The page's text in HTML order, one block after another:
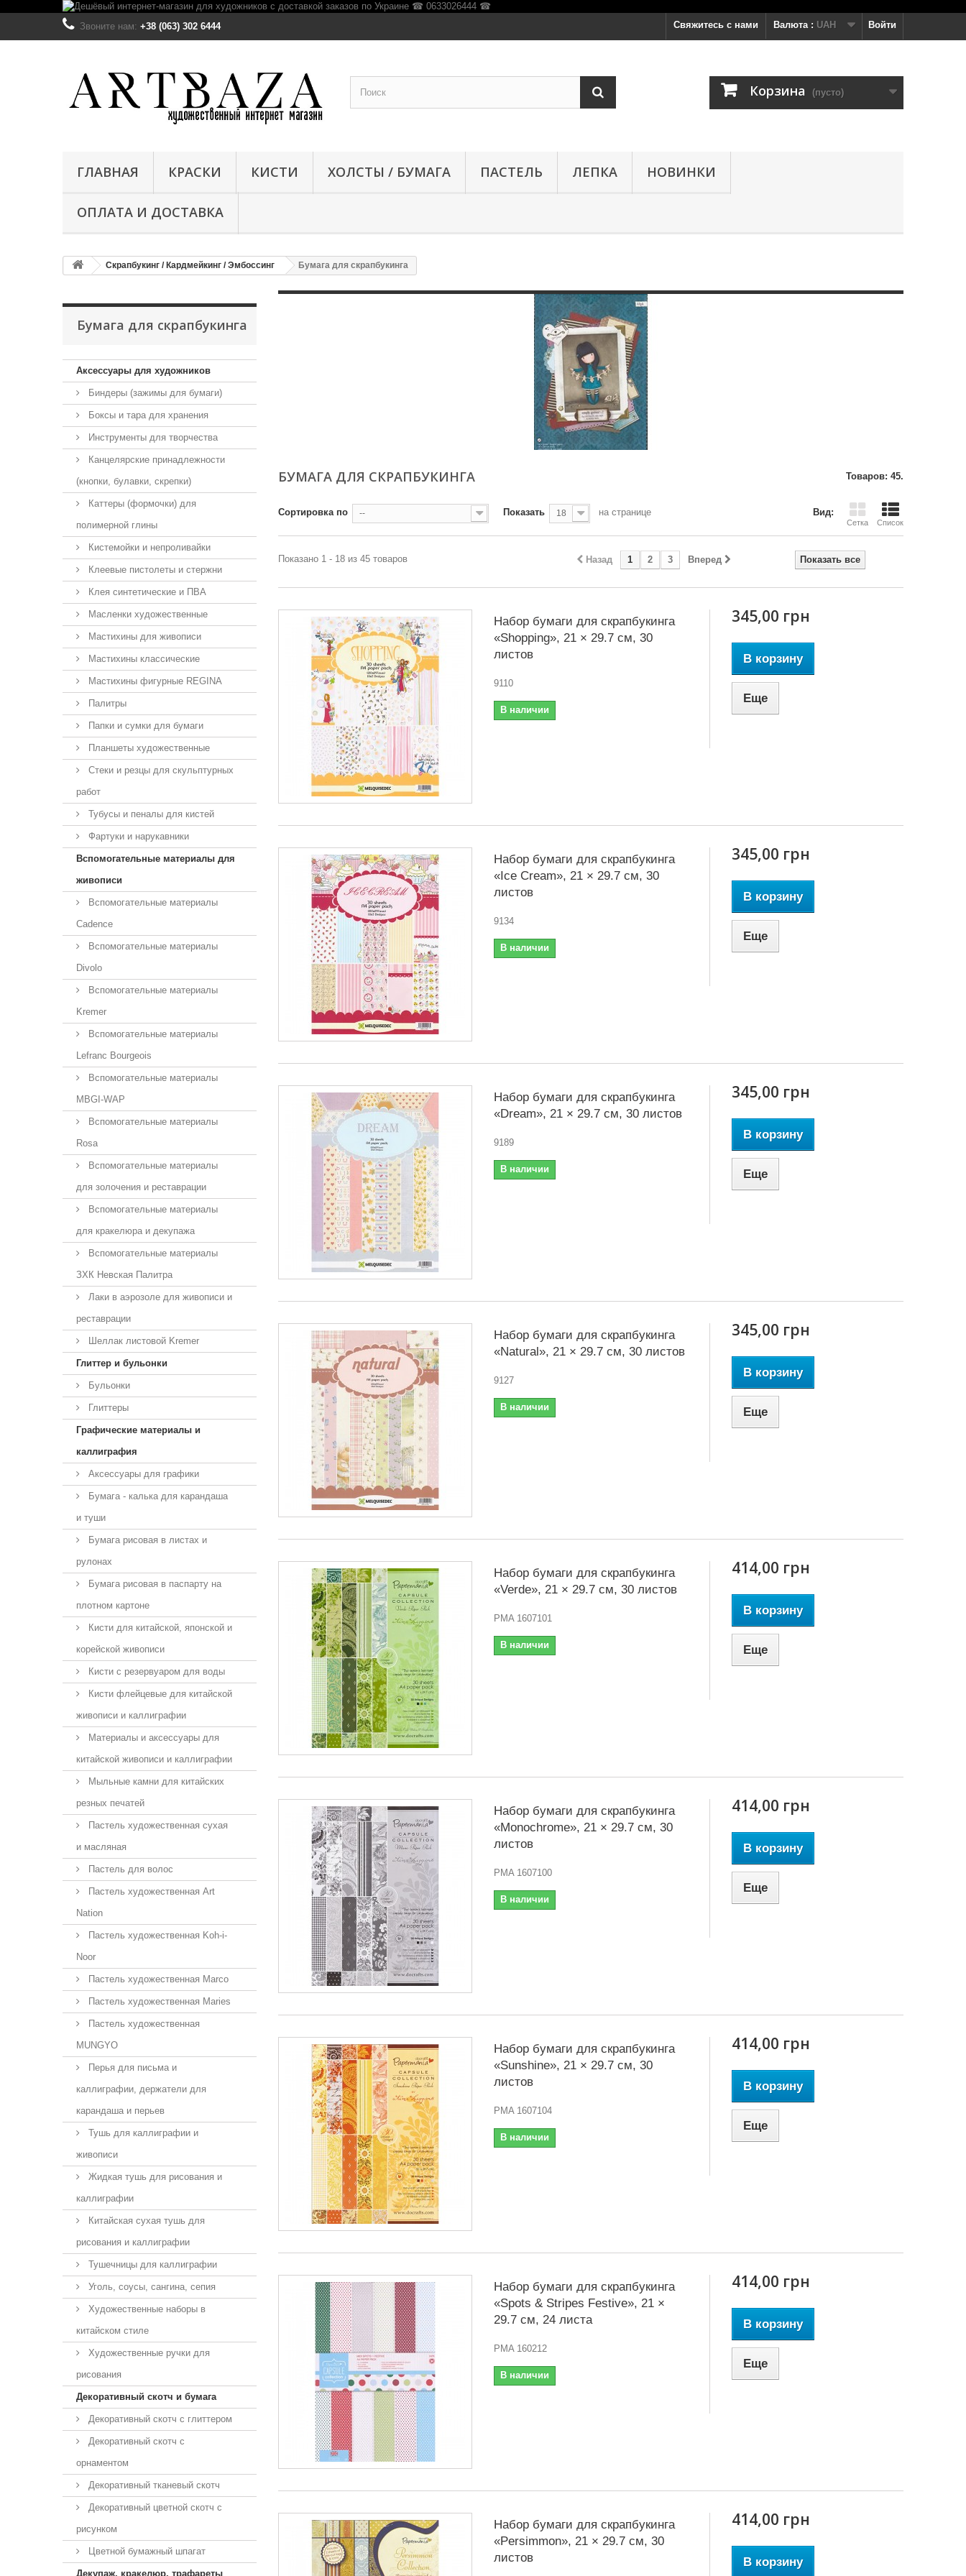
Войти
Валюта : UAH
Свяжитесь с нами
Звоните нам: +38 (063) 302 6444
Корзина (пусто)
ГЛАВНАЯ КРАСКИ КИСТИ ХОЛСТЫ / БУМАГА ПАСТЕЛЬ ЛЕПКА НОВИНКИ
ОПЛАТА И ДОСТАВКА
Скрапбукинг / Кардмейкинг / Эмбоссинг Бумага для скрапбукинга
Бумага для скрапбукинга
Аксессуары для художников
Биндеры (зажимы для бумаги)
Боксы и тара для хранения
Инструменты для творчества
Канцелярские принадлежности
(кнопки, булавки, скрепки)
Каттеры (формочки) для
полимерной глины
Кистемойки и непроливайки
Клеевые пистолеты и стержни
Клея синтетические и ПВА
Масленки художественные
Мастихины для живописи
Мастихины классические
Мастихины фигурные REGINA
Палитры
Папки и сумки для бумаги
Планшеты художественные
Стеки и резцы для скульптурных
работ
Тубусы и пеналы для кистей
Фартуки и нарукавники
Вспомогательные материалы для
живописи
Вспомогательные материалы
Cadence
Вспомогательные материалы
Divolo
Вспомогательные материалы
Kremer
Вспомогательные материалы
Lefranc Bourgeois
Вспомогательные материалы
MBGI-WAP
Вспомогательные материалы
Rosa
Вспомогательные материалы
для золочения и реставрации
Вспомогательные материалы
для кракелюра и декупажа
Вспомогательные материалы
ЗХК Невская Палитра
Лаки в аэрозоле для живописи и
реставрации
Шеллак листовой Kremer
Глиттер и бульонки
Бульонки
Глиттеры
Графические материалы и
каллиграфия
Аксессуары для графики
Бумага - калька для карандаша
и туши
Бумага рисовая в листах и
рулонах
Бумага рисовая в паспарту на
плотном картоне
Кисти для китайской, японской и
корейской живописи
Кисти с резервуаром для воды
Кисти флейцевые для китайской
живописи и каллиграфии
Материалы и аксессуары для
китайской живописи и каллиграфии
Мыльные камни для китайских
резных печатей
Пастель художественная сухая
и масляная
Пастель для волос
Пастель художественная Art
Nation
Пастель художественная Koh-i-
Noor
Пастель художественная Marco
Пастель художественная Maries
Пастель художественная
MUNGYO
Перья для письма и
каллиграфии, держатели для
карандаша и перьев
Тушь для каллиграфии и
живописи
Жидкая тушь для рисования и
каллиграфии
Китайская сухая тушь для
рисования и каллиграфии
Тушечницы для каллиграфии
Уголь, соусы, сангина, сепия
Художественные наборы в
китайском стиле
Художественные ручки для
рисования
Декоративный скотч и бумага
Декоративный скотч с глиттером
Декоративный скотч с
орнаментом
Декоративный тканевый скотч
Декоративный цветной скотч с
рисунком
Цветной бумажный шпагат
Декупаж, кракелюр, трафареты
БУМАГА ДЛЯ СКРАПБУКИНГА Товаров: 45.
Вид:
Сетка Список
Сортировка по -- Показать 18 на странице
Показать все
Назад 1 2 3 Вперед
Показано 1 - 18 из 45 товаров
Набор бумаги для скрапбукинга
«Shopping», 21 × 29.7 см, 30
листов
9110
В наличии
345,00 грн
В корзину
Еще
Набор бумаги для скрапбукинга
«Ice Cream», 21 × 29.7 см, 30
листов
9134
В наличии
345,00 грн
В корзину
Еще
Набор бумаги для скрапбукинга
«Dream», 21 × 29.7 см, 30 листов
9189
В наличии
345,00 грн
В корзину
Еще
Набор бумаги для скрапбукинга
«Natural», 21 × 29.7 см, 30 листов
9127
В наличии
345,00 грн
В корзину
Еще
Набор бумаги для скрапбукинга
«Verde», 21 × 29.7 см, 30 листов
PMA 1607101
В наличии
414,00 грн
В корзину
Еще
Набор бумаги для скрапбукинга
«Monochrome», 21 × 29.7 см, 30
листов
PMA 1607100
В наличии
414,00 грн
В корзину
Еще
Набор бумаги для скрапбукинга
«Sunshine», 21 × 29.7 см, 30
листов
PMA 1607104
В наличии
414,00 грн
В корзину
Еще
Набор бумаги для скрапбукинга
«Spots & Stripes Festive», 21 ×
29.7 см, 24 листа
PMA 160212
В наличии
414,00 грн
В корзину
Еще
Набор бумаги для скрапбукинга
«Persimmon», 21 × 29.7 см, 30
листов
414,00 грн
В корзину